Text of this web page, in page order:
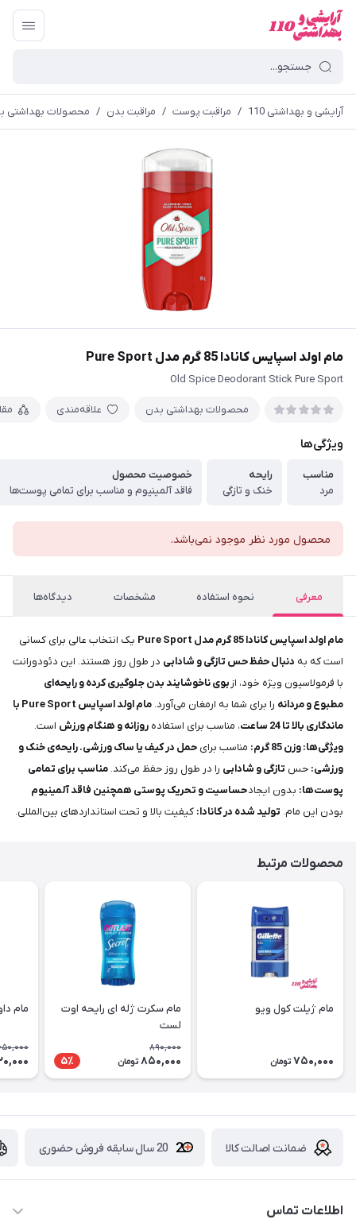
آرایشی و بهداشتی 110 / مراقبت پوست / مراقبت بدن / محصولات بهداشتی
مام اولد اسپایس کانادا 85 گرم مدل Pure Sport
Old Spice Deodorant Stick Pure Sport
محصولات بهداشتی بدن علاقه‌مندی
ویژگی‌ها
مناسب
مرد
رایحه
خنک و تازگی
خصوصیت محصول
فاقد آلمینیوم و مناسب برای تمامی پوست‌ها
محصول مورد نظر موجود نمی‌باشد.
معرفی نحوه استفاده مشخصات دیدگاه‌ها
مام اولد اسپایس کانادا 85 گرم مدل Pure Sport
یک انتخاب عالی برای کسانی
است که به دنبال حفظ حس تازگی و شادابی در طول روز هستند. این دئودورانت
با فرمولاسیون ویژه خود، از بوی ناخوشایند بدن جلوگیری کرده و رایحه‌ای
مطبوع و مردانه را برای شما به ارمغان می‌آورد.
مام اولد اسپایس Pure Sport با
ماندگاری بالا تا 24 ساعت
، مناسب برای استفاده روزانه و هنگام ورزش است.
ویژگی‌ها: وزن 85 گرم:
مناسب برای حمل در کیف یا ساک ورزشی. رایحه‌ی خنک و
ورزشی: حس تازگی و شادابی را در طول روز حفظ می‌کند. مناسب برای تمامی
پوست‌ها: بدون ایجادحساسیت و تحریک پوستی همچنین فاقد آلمینیوم
بودن این مام. تولید شده در کانادا: کیفیت بالا و تحت استانداردهای بین‌المللی.
محصولات مرتبط
مام ژیلت کول ویو
750,000 تومان
مام سکرت ژله ای رایحه اوت
لست
890,000
850,000 تومان 5٪
مام
ضمانت اصالت کالا 20 سال سابقه فروش حضوری
اطلاعات تماس